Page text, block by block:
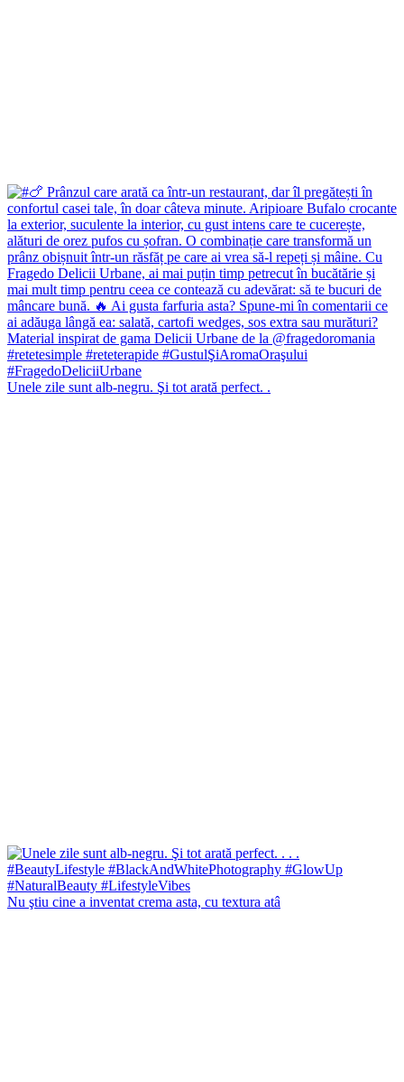
Unele zile sunt alb-negru. Şi tot arată perfect. .
Nu ştiu cine a inventat crema asta, cu textura atâ